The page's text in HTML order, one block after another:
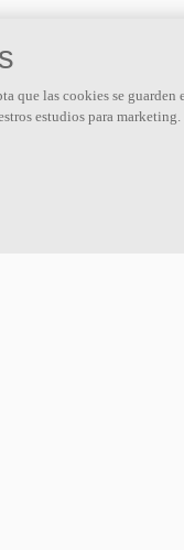
que las cookies se
estudios para marketing.